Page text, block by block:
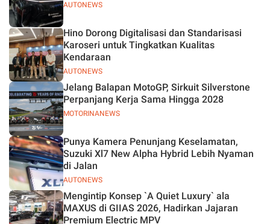
AUTONEWS
AUTONEWS
Hino Dorong Digitalisasi dan Standarisasi
Karoseri untuk Tingkatkan Kualitas
Kendaraan
MOTORINANEWS
Jelang Balapan MotoGP, Sirkuit Silverstone
Perpanjang Kerja Sama Hingga 2028
AUTONEWS
Punya Kamera Penunjang Keselamatan,
Suzuki Xl7 New Alpha Hybrid Lebih Nyaman
di Jalan
Mengintip Konsep `A Quiet Luxury` ala
MAXUS di GIIAS 2026, Hadirkan Jajaran
Premium Electric MPV